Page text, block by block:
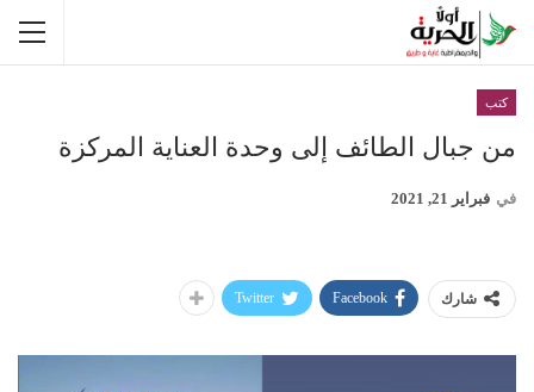
كتب
من جبال الطائف إلى وحدة العناية المركزة
في فبراير 21, 2021
شارك Facebook
Twitter